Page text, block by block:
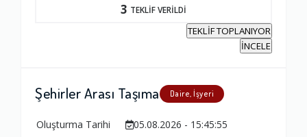
3 TEKLİF VERİLDİ
TEKLİF TOPLANIYOR
İNCELE
Şehirler Arası Taşıma Daire, İşyeri
Oluşturma Tarihi
05.08.2026 - 15:45:55